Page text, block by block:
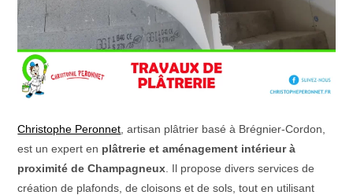
Christophe Peronnet , artisan plâtrier basé à Brégnier-Cordon,
est un expert en plâtrerie et aménagement intérieur à
proximité de Champagneux . Il propose divers services de
création de plafonds, de cloisons et de sols, tout en utilisant